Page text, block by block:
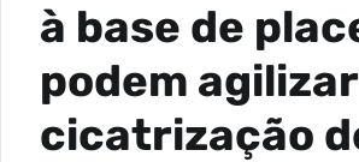
à base de
podem
cicatrização